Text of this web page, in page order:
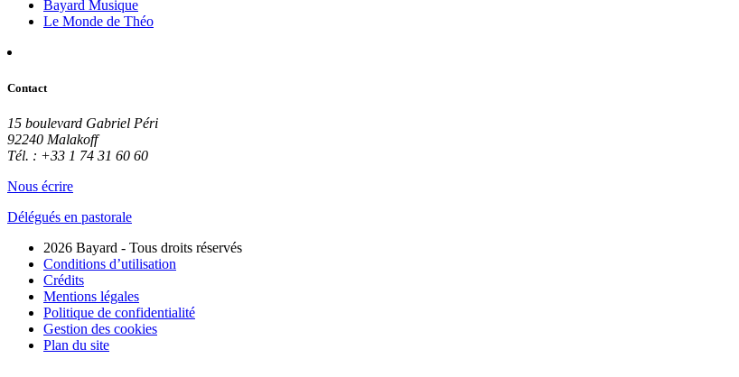
Bayard Musique
Le Monde de Théo
Contact
15 boulevard Gabriel Péri
92240 Malakoff
Tél. : +33 1 74 31 60 60
Nous écrire
Délégués en pastorale
2026 Bayard - Tous droits réservés
Conditions d’utilisation
Crédits
Mentions légales
Politique de confidentialité
Gestion des cookies
Plan du site